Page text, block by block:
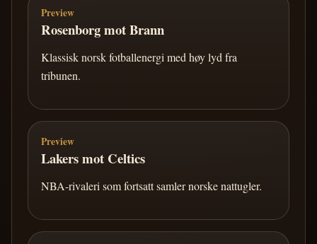
Preview
Rosenborg mot Brann
Klassisk norsk fotballenergi med høy lyd fra
tribunen.
Preview
Lakers mot Celtics
NBA-rivaleri som fortsatt samler norske nattugler.